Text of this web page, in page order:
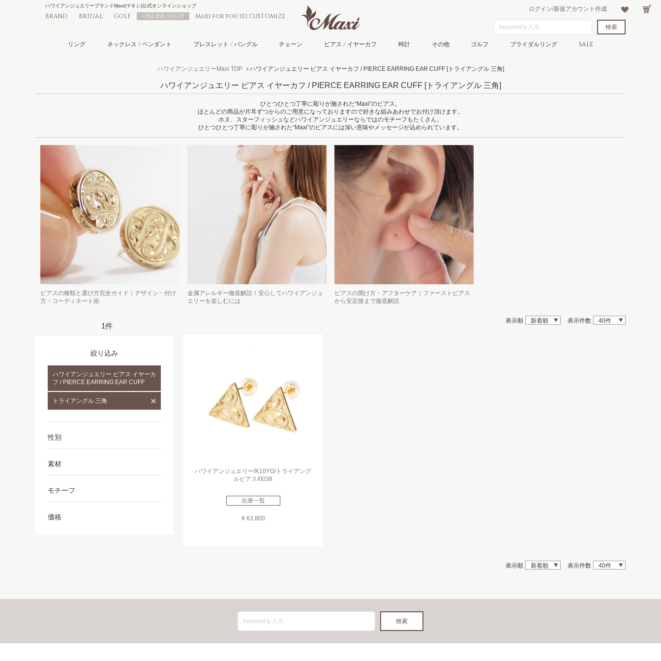
BRAND BRIDAL GOLF ONLINE SHOP Maxi for you 3D CUSTOMIZE
ハワイアンジュエリーブランドMaxi(マキシ)公式オンラインショップ
リング ネックレス / ペンダント ブレスレット / バングル チェーン ピアス / イヤーカフ 時計 その他 ゴルフ ブライダルリング SALE
ハワイアンジュエリーMaxi TOP ハワイアンジュエリー ピアス イヤーカフ / PIERCE EARRING EAR CUFF [トライアングル 三角]
ハワイアンジュエリー ピアス イヤーカフ / PIERCE EARRING EAR CUFF [トライアングル 三角]
ひとつひとつ丁寧に彫りが施された“Maxi”のピアス。
ほとんどの商品が片耳ずつからのご用意になっておりますので好きな組みあわせでお付け頂けます。
ホヌ、スターフィッシュなどハワイアンジュエリーならではのモチーフもたくさん。
ひとつひとつ丁寧に彫りが施された“Maxi”のピアスには深い意味やメッセージが込められています。
ピアスの種類と選び方完全ガイド｜デザイン・付け
方・コーディネート術
金属アレルギー徹底解説！安心してハワイアンジュ
エリーを楽しむには
ピアスの開け方・アフターケア｜ファーストピアス
から安定後まで徹底解説
表示順 新着順 表示件数 40件
ハワイアンジュエリー/K10YG/トライアング
ルピアス/0038
在庫一覧
¥ 63,800
表示順 新着順 表示件数 40件
1件
絞り込み
ハワイアンジュエリー ピアス イヤーカ
フ / PIERCE EARRING EAR CUFF
トライアングル 三角
性別
素材
モチーフ
価格
ログイン/新規アカウント作成